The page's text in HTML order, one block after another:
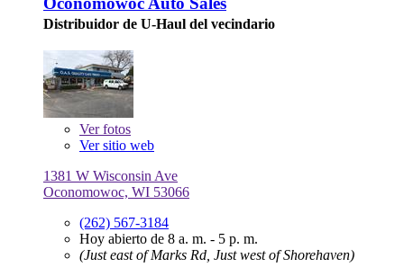
Distribuidor de U-Haul del vecindario
Verfotos
Ver sitio web
1381 W Wisconsin Ave
Oconomowoc, WI 53066
(262) 567-3184
Hoy abierto de 8 a. m. - 5 p. m.
(Just east of Marks Rd, Just west of Shorehaven)